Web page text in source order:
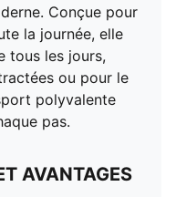
Conçue pour
la journée, elle
tous les jours,
ou pour le
polyvalente
pas.
AVANTAGES